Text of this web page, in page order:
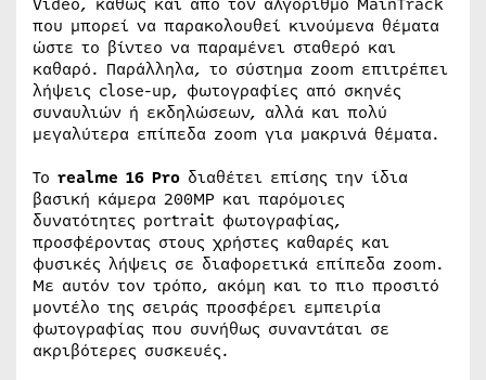
που μπορεί να παρακολουθεί κινούμενα θέματα
ώστε το βίντεο να παραμένει σταθερό και
καθαρό. Παράλληλα, το σύστημα zoom επιτρέπει
λήψεις close-up, φωτογραφίες από σκηνές
συναυλιών ή εκδηλώσεων, αλλά και πολύ
μεγαλύτερα επίπεδα zoom για μακρινά θέματα.
Το realme 16 Pro διαθέτει επίσης την ίδια
βασική κάμερα 200MP και παρόμοιες
δυνατότητες portrait φωτογραφίας,
προσφέροντας στους χρήστες καθαρές και
φυσικές λήψεις σε διαφορετικά επίπεδα zoom.
Με αυτόν τον τρόπο, ακόμη και το πιο προσιτό
μοντέλο της σειράς προσφέρει εμπειρία
φωτογραφίας που συνήθως συναντάται σε
ακριβότερες συσκευές.